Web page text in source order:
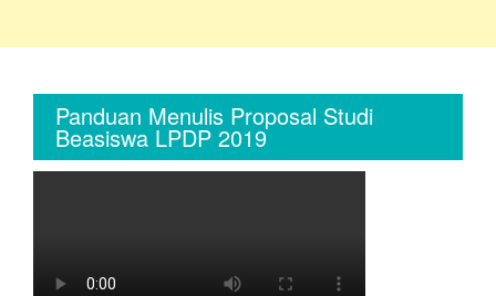
Panduan Menulis Proposal Studi
Beasiswa LPDP 2019